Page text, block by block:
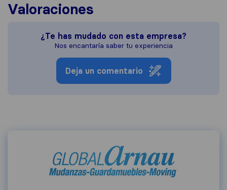
Valoraciones
¿Te has mudado con esta empresa?
Nos encantaría saber tu experiencia
Deja un comentario